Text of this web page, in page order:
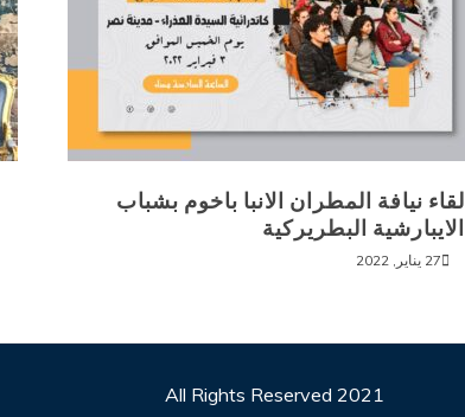
لقاء نيافة المطران الانبا باخوم بشباب
الايبارشية البطريركية
27 يناير, 2022
All Rights Reserved 2021